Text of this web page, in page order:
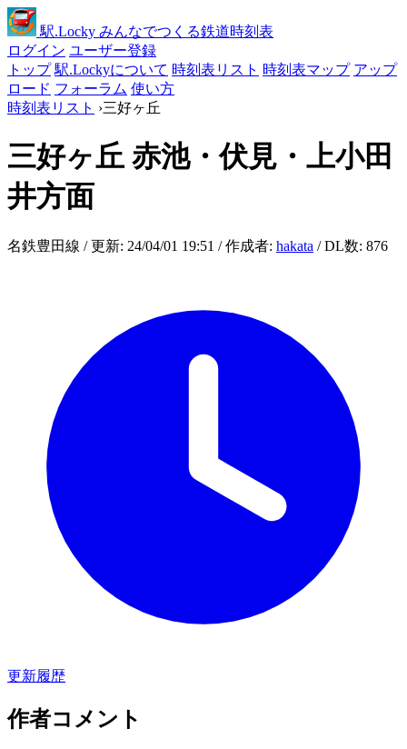
駅.Locky みんなでつくる鉄道時刻表
ログイン ユーザー登録
トップ 駅.Lockyについて 時刻表リスト 時刻表マップ アップ
ロード フォーラム 使い方
時刻表リスト ›三好ヶ丘
三好ヶ丘 赤池・伏見・上小田
井方面
名鉄豊田線 / 更新: 24/04/01 19:51 / 作成者: hakata / DL数: 876
更新履歴
作者コメント